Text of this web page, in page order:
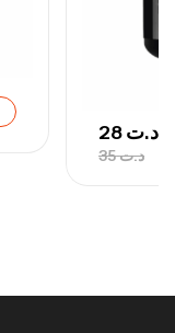
د.ت35
د.ت